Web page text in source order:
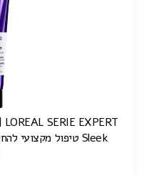
Sleek טיפול מקצועי להחלקה ושליטה בפריזיות | 200 מ”ל